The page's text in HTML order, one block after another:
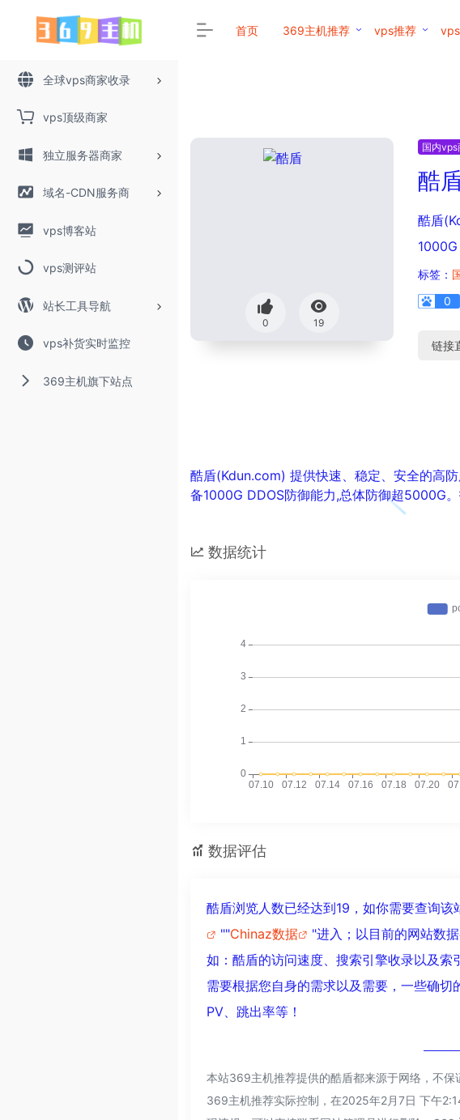
全球vps商家收录
vps顶级商家
独立服务器商家
域名-CDN服务商
vps博客站
vps测评站
站长工具导航
vps补货实时监控
369主机旗下站点
首页 369主机推荐 vps推荐
0 19
国内vps
酷
酷盾
标签：
0
链接
酷盾(Kdun.com) 提供快速、稳定、安全的高
备1000G DDOS防御能力,总体防御超5000G
数据统计
数据评估
酷盾浏览人数已经达到19，如你需要查询
""Chinaz数据
"进入；以目前的网站数
如：酷盾的访问速度、搜索引擎收录以及
需要根据您自身的需求以及需要，一些确切
PV、跳出率等！
本站369主机推荐提供的酷盾都来源于网络，不
369主机推荐实际控制，在2025年2月7日 下午